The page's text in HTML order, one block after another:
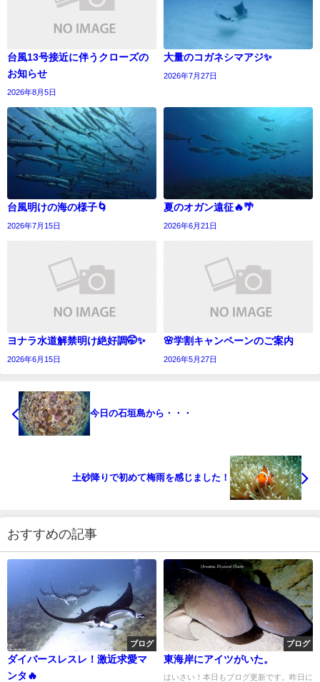
台風13号接近に伴うクローズの
お知らせ
2026年8月5日
大量のコガネシマアジ✨
2026年7月27日
台風明けの海の様子🌀
2026年7月15日
夏のオガン遠征🔥🌴
2026年6月21日
ヨナラ水道解禁明け絶好調🤭✨
2026年6月15日
🌸学割キャンペーンのご案内
2026年5月27日
今日の石垣島から・・・
土砂降りで初めて梅雨を感じました！
おすすめの記事
ブログ
ダイバースレスレ！激近求愛マ
ンタ🔥
ブログ
東海岸にアイツがいた。
はいさい！本日もブログ更新です。昨日に